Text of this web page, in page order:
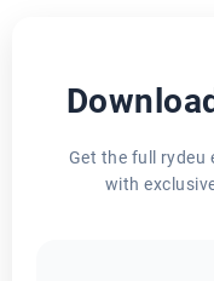
Get the full rydeu
with